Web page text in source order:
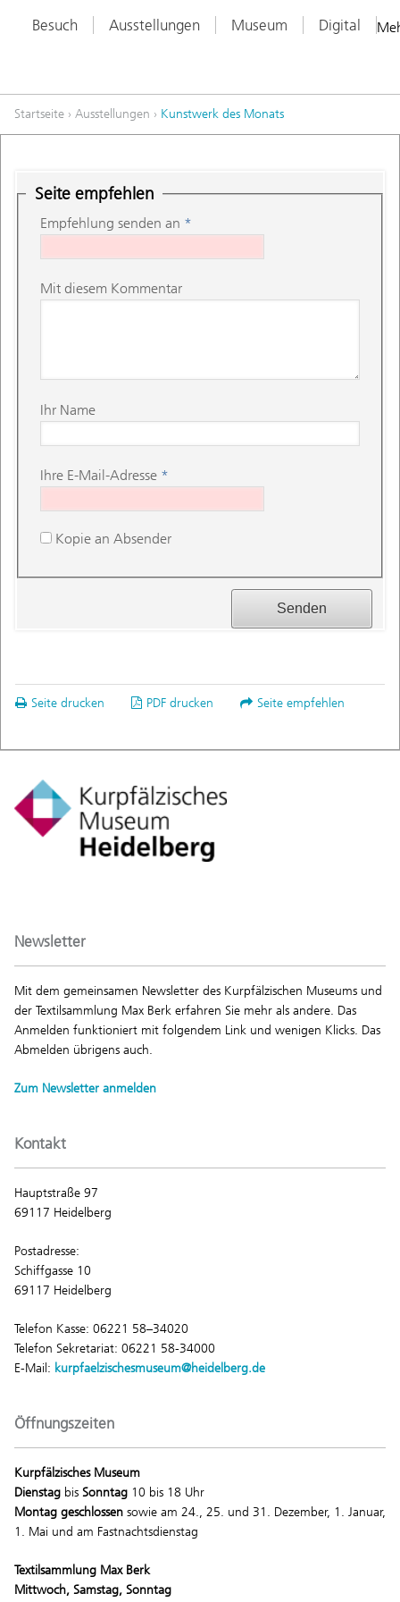
Besuch Ausstellungen Museum Digital
Startseite › Ausstellungen › Kunstwerk des Monats
Seite empfehlen
Empfehlung senden an *
Mit diesem Kommentar
Ihr Name
Ihre E-Mail-Adresse *
Kopie an Absender
Seite drucken PDF drucken Seite empfehlen
Newsletter
Mit dem gemeinsamen Newsletter des Kurpfälzischen Museums und
der Textilsammlung Max Berk erfahren Sie mehr als andere. Das
Anmelden funktioniert mit folgendem Link und wenigen Klicks. Das
Abmelden übrigens auch.
Zum Newsletter anmelden
Kontakt
Hauptstraße 97
69117 Heidelberg
Postadresse:
Schiffgasse 10
69117 Heidelberg
Telefon Kasse: 06221 58–34020
Telefon Sekretariat: 06221 58-34000
E-Mail: kurpfaelzischesmuseum@heidelberg.de
Öffnungszeiten
Kurpfälzisches Museum
Dienstag bis Sonntag 10 bis 18 Uhr
Montag geschlossen sowie am 24., 25. und 31. Dezember, 1. Januar,
1. Mai und am Fastnachtsdienstag
Textilsammlung Max Berk
Mittwoch, Samstag, Sonntag